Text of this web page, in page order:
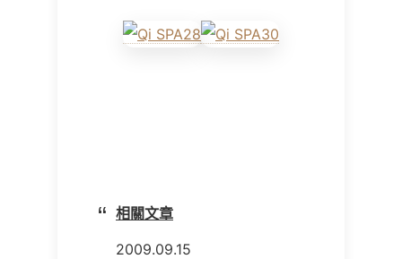
相關文章
2009.09.15